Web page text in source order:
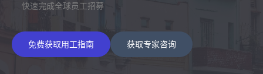
快速完成全球员工招募
免费获取用工指南 获取专家咨询